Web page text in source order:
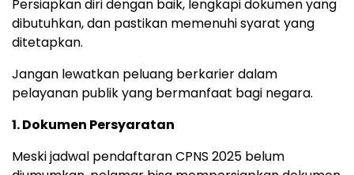
Persiapkan diri dengan baik, lengkapi dokumen yang
dibutuhkan, dan pastikan memenuhi syarat yang
ditetapkan.
Jangan lewatkan peluang berkarier dalam
pelayanan publik yang bermanfaat bagi negara.
1. Dokumen Persyaratan
Meski jadwal pendaftaran CPNS 2025 belum